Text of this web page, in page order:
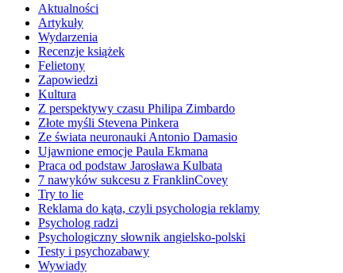
Aktualności
Artykuły
Wydarzenia
Recenzje książek
Felietony
Zapowiedzi
Kultura
Z perspektywy czasu Philipa Zimbardo
Złote myśli Stevena Pinkera
Ze świata neuronauki Antonio Damasio
Ujawnione emocje Paula Ekmana
Praca od podstaw Jarosława Kulbata
7 nawyków sukcesu z FranklinCovey
Try to lie
Reklama do kąta, czyli psychologia reklamy
Psycholog radzi
Psychologiczny słownik angielsko-polski
Testy i psychozabawy
Wywiady